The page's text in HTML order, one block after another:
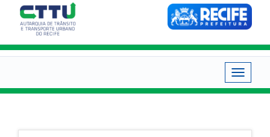
conteúdo
principal
Toggle